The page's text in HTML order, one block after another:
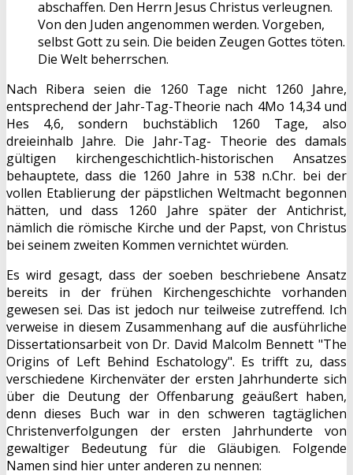
abschaffen. Den Herrn Jesus Christus verleugnen.
Von den Juden angenommen werden. Vorgeben,
selbst Gott zu sein. Die beiden Zeugen Gottes töten.
Die Welt beherrschen.
Nach Ribera seien die 1260 Tage nicht 1260 Jahre,
entsprechend der Jahr-Tag-Theorie nach 4Mo 14,34 und
Hes 4,6, sondern buchstäblich 1260 Tage, also
dreieinhalb Jahre. Die Jahr-Tag- Theorie des damals
gültigen kirchengeschichtlich-historischen Ansatzes
behauptete, dass die 1260 Jahre in 538 n.Chr. bei der
vollen Etablierung der päpstlichen Weltmacht begonnen
hätten, und dass 1260 Jahre später der Antichrist,
nämlich die römische Kirche und der Papst, von Christus
bei seinem zweiten Kommen vernichtet würden.
Es wird gesagt, dass der soeben beschriebene Ansatz
bereits in der frühen Kirchengeschichte vorhanden
gewesen sei. Das ist jedoch nur teilweise zutreffend. Ich
verweise in diesem Zusammenhang auf die ausführliche
Dissertationsarbeit von Dr. David Malcolm Bennett "The
Origins of Left Behind Eschatology". Es trifft zu, dass
verschiedene Kirchenväter der ersten Jahrhunderte sich
über die Deutung der Offenbarung geäußert haben,
denn dieses Buch war in den schweren tagtäglichen
Christenverfolgungen der ersten Jahrhunderte von
gewaltiger Bedeutung für die Gläubigen. Folgende
Namen sind hier unter anderen zu nennen: